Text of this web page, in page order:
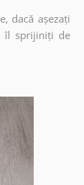
dacă așezați
îl sprijiniți de